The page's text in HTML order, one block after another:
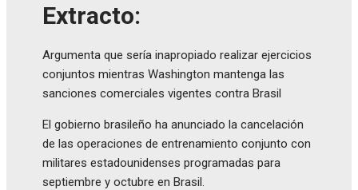
Extracto:
Argumenta que sería inapropiado realizar ejercicios
conjuntos mientras Washington mantenga las
sanciones comerciales vigentes contra Brasil
El gobierno brasileño ha anunciado la cancelación
de las operaciones de entrenamiento conjunto con
militares estadounidenses programadas para
septiembre y octubre en Brasil.